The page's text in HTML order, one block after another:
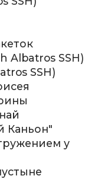
Albatros SSH)
SSH)
Каньон"
у